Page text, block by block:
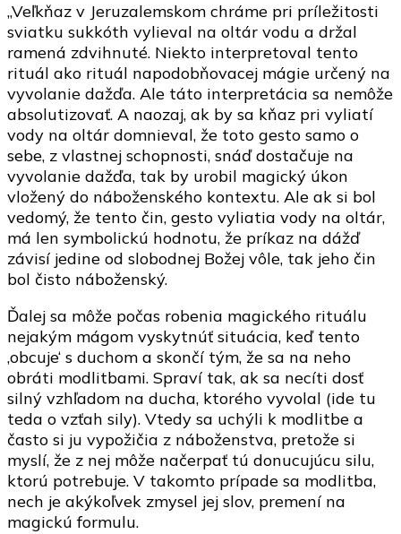
„Veľkňaz v Jeruzalemskom chráme pri príležitosti
sviatku sukkóth vylieval na oltár vodu a držal
ramená zdvihnuté. Niekto interpretoval tento
rituál ako rituál napodobňovacej mágie určený na
vyvolanie dažďa. Ale táto interpretácia sa nemôže
absolutizovať. A naozaj, ak by sa kňaz pri vyliatí
vody na oltár domnieval, že toto gesto samo o
sebe, z vlastnej schopnosti, snáď dostačuje na
vyvolanie dažďa, tak by urobil magický úkon
vložený do náboženského kontextu. Ale ak si bol
vedomý, že tento čin, gesto vyliatia vody na oltár,
má len symbolickú hodnotu, že príkaz na dážď
závisí jedine od slobodnej Božej vôle, tak jeho čin
bol čisto náboženský.
Ďalej sa môže počas robenia magického rituálu
nejakým mágom vyskytnúť situácia, keď tento
,obcuje‘ s duchom a skončí tým, že sa na neho
obráti modlitbami. Spraví tak, ak sa necíti dosť
silný vzhľadom na ducha, ktorého vyvolal (ide tu
teda o vzťah sily). Vtedy sa uchýli k modlitbe a
často si ju vypožičia z náboženstva, pretože si
myslí, že z nej môže načerpať tú donucujúcu silu,
ktorú potrebuje. V takomto prípade sa modlitba,
nech je akýkoľvek zmysel jej slov, premení na
magickú formulu.